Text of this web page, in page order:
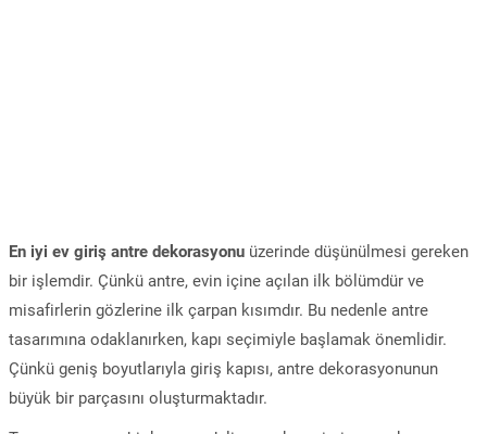
En iyi ev giriş antre dekorasyonu üzerinde düşünülmesi gereken
bir işlemdir. Çünkü antre, evin içine açılan ilk bölümdür ve
misafirlerin gözlerine ilk çarpan kısımdır. Bu nedenle antre
tasarımına odaklanırken, kapı seçimiyle başlamak önemlidir.
Çünkü geniş boyutlarıyla giriş kapısı, antre dekorasyonunun
büyük bir parçasını oluşturmaktadır.